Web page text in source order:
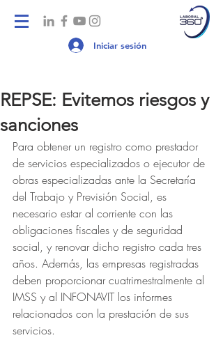
Iniciar sesión
REPSE: Evitemos riesgos y
sanciones
Para obtener un registro como prestador
de servicios especializados o ejecutor de
obras especializadas ante la Secretaría
del Trabajo y Previsión Social, es
necesario estar al corriente con las
obligaciones fiscales y de seguridad
social, y renovar dicho registro cada tres
años. Además, las empresas registradas
deben proporcionar cuatrimestralmente al
IMSS y al INFONAVIT los informes
relacionados con la prestación de sus
servicios.